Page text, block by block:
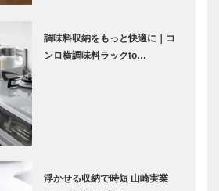
調味料収納をもっと快適に｜コ
ンロ横調味料ラックto…
浮かせる収納で時短 山崎実業